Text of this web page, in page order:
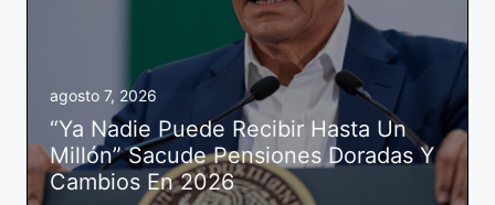
agosto 7, 2026
“Ya Nadie Puede Recibir Hasta Un
Millón” Sacude Pensiones Doradas Y
Cambios En 2026